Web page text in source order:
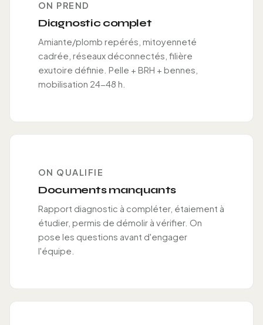
ON PREND
Diagnostic complet
Amiante/plomb repérés, mitoyenneté
cadrée, réseaux déconnectés, filière
exutoire définie. Pelle + BRH + bennes,
mobilisation 24-48 h.
ON QUALIFIE
Documents manquants
Rapport diagnostic à compléter, étaiement à
étudier, permis de démolir à vérifier. On
pose les questions avant d'engager
l'équipe.